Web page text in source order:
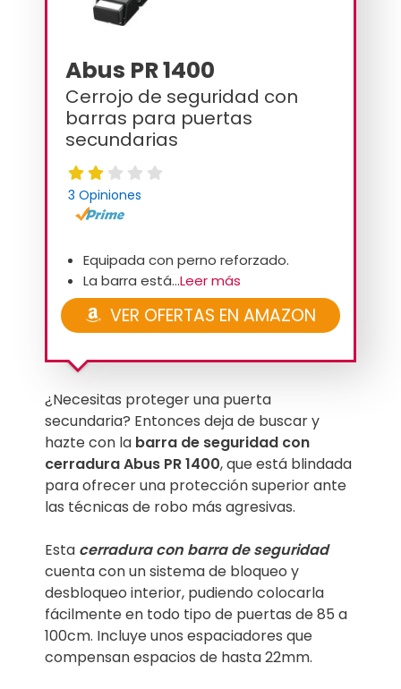
Abus PR 1400
Cerrojo de seguridad con
barras para puertas
secundarias
3 Opiniones
Equipada con perno reforzado.
La barra está...Leer más
VER OFERTAS EN AMAZON
¿Necesitas proteger una puerta
secundaria? Entonces deja de buscar y
hazte con la barra de seguridad con
cerradura Abus PR 1400, que está blindada
para ofrecer una protección superior ante
las técnicas de robo más agresivas.
Esta cerradura con barra de seguridad
cuenta con un sistema de bloqueo y
desbloqueo interior, pudiendo colocarla
fácilmente en todo tipo de puertas de 85 a
100cm. Incluye unos espaciadores que
compensan espacios de hasta 22mm.